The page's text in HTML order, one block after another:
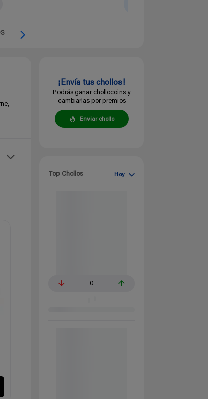
¡Envía tus chollos!
Podrás ganar chollocoins y
cambiarlas por premios
Enviar chollo
Top Chollos Hoy
0